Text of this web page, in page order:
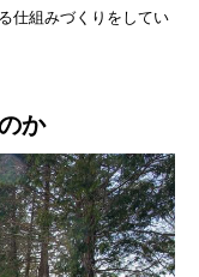
仕組みづくりをしてい
か